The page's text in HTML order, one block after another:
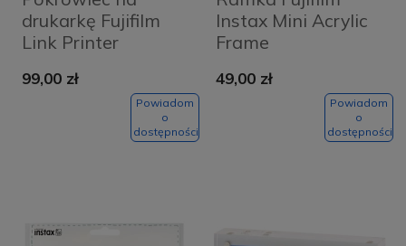
drukarkę Fujifilm
Link Printer
Ivory
99,00 zł
Powiadom
o
dostępności
Instax Mini Acrylic
Frame
Clear
49,00 zł
Powiadom
o
dostępności